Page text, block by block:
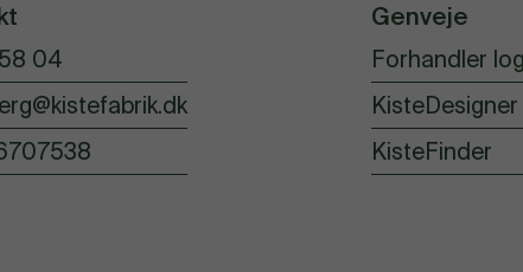
04
Genveje
Forhandler
KisteDesigner
KisteFinder